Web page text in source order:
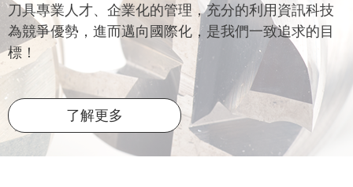
刀具專業人才、企業化的管理，充分的利用資訊科技
為競爭優勢，進而邁向國際化，是我們一致追求的目
標！
了解更多